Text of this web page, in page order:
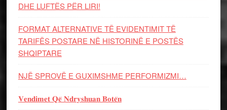
DHE LUFTЁS PЁR LIRI!
FORMAT ALTERNATIVE TË EVIDENTIMIT TË
TARIFËS POSTARE NË HISTORINË E POSTËS
SHQIPTARE
NJË SPROVË E GUXIMSHME PERFORMIZMI…
𝐕𝐞𝐧𝐝𝐢𝐦𝐞𝐭 𝐐𝐞̈ 𝐍𝐝𝐫𝐲𝐬𝐡𝐮𝐚𝐧 𝐁𝐨𝐭𝐞̈𝐧